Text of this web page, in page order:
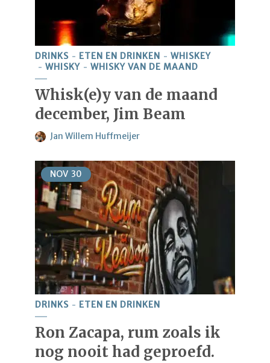
DRINKS ETEN EN DRINKEN
WHISKEY
WHISKY
WHISKY VAN DE MAAND
Whisk(e)y van de maand
december, Jim Beam
Jan Willem Huffmeijer
NOV 30
DRINKS ETEN EN DRINKEN
Ron Zacapa, rum zoals ik
nog nooit had geproefd.